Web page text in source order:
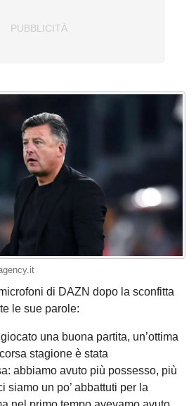
di DAZN dopo la sconfitta
le sue parole:
una buona partita, un’ottima
stagione è stata
abbiamo avuto più possesso, più
siamo un po’ abbattuti per la